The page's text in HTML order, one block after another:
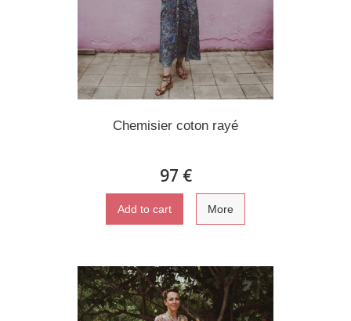
Chemisier coton rayé
97 €
Add to cart More